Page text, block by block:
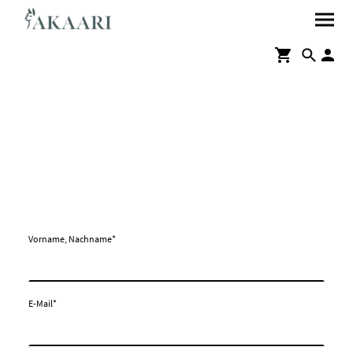
Vorname, Nachname*
E-Mail*